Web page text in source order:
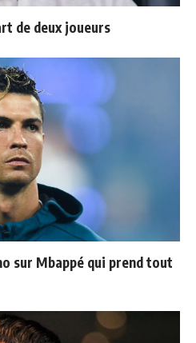
de deux joueurs
sur Mbappé qui prend tout